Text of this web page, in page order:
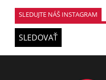
SLEDUJTE NÁŠ INSTAGRAM
SLEDOVAŤ